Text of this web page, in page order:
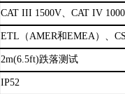
CAT III 1500V、CAT IV
ETL（AMER和EMEA）、
2m(6.5ft)跌落测试
IP52